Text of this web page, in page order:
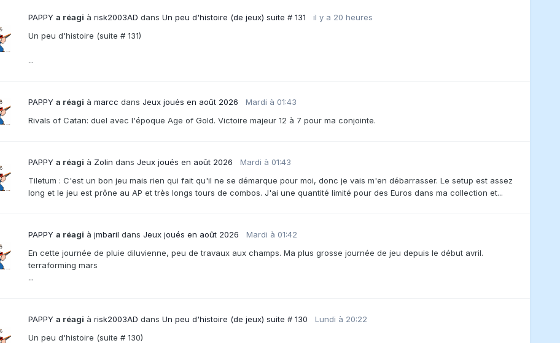
PAPPY a réagi à risk2003AD dans Un peu d'histoire (de jeux) suite # 131
il y a 20 heures
Un peu d'histoire (suite # 131)
...
PAPPY a réagi à marcc dans Jeux joués en août 2026
Mardi à 01:43
Rivals of Catan: duel avec l'époque Age of Gold. Victoire majeur 12 à 7 pour ma conjointe.
PAPPY a réagi à Zolin dans Jeux joués en août 2026
Mardi à 01:43
Tiletum : C'est un bon jeu mais rien qui fait qu'il ne se démarque pour moi, donc je vais m'en débarrasser. Le setup est assez
long et le jeu est prône au AP et très longs tours de combos. J'ai une quantité limité pour des Euros dans ma collection et...
PAPPY a réagi à jmbaril dans Jeux joués en août 2026
Mardi à 01:42
En cette journée de pluie diluvienne, peu de travaux aux champs. Ma plus grosse journée de jeu depuis le début avril.
terraforming mars
...
PAPPY a réagi à risk2003AD dans Un peu d'histoire (de jeux) suite # 130
Lundi à 20:22
Un peu d'histoire (suite # 130)